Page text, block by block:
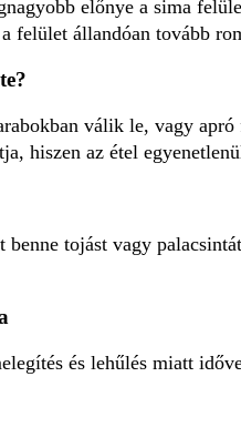
előnye a sima
felület állandóan tovább
válik le, vagy
hiszen az étel
tojást vagy
és lehűlés miatt